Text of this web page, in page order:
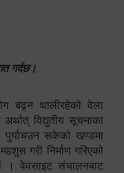
गर्दछ।
बढ्न थालीरहेको वेला
विद्युतीय सूचनाका
पुर्याचउन सकेको खण्डमा
गरी निर्माण गरिएको
। वेवसाइट संचालनबाट